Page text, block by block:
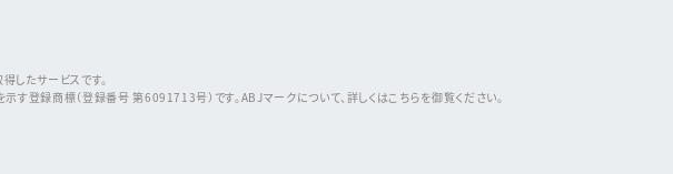
したサービスです。
登録商標（登録番号 第6091713号）です。ABJマークについて、詳しくはこちらを御覧ください。